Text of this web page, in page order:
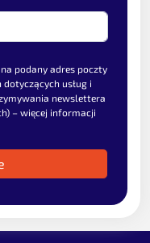
podany adres poczty
usług i
newslettera
– więcej informacji